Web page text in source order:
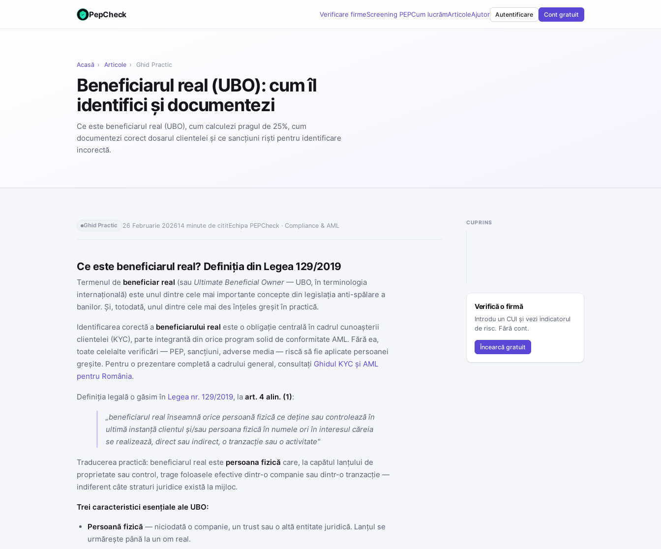
PepCheck Verificare firmeScreening PEPCum lucrămArticoleAjutor Autentificare Cont gratuit
Acasă › Articole › Ghid Practic
Beneficiarul real (UBO): cum îl
identifici și documentezi
Ce este beneficiarul real (UBO), cum calculezi pragul de 25%, cum
documentezi corect dosarul clientelei și ce sancțiuni riști pentru identificare
incorectă.
Ghid Practic 26 Februarie 202614 minute de cititEchipa PEPCheck · Compliance & AML
Ce este beneficiarul real? Definiția din Legea 129/2019
Termenul de beneficiar real (sau Ultimate Beneficial Owner — UBO, în terminologia
internațională) este unul dintre cele mai importante concepte din legislația anti-spălare a
banilor. Și, totodată, unul dintre cele mai des înțeles greșit în practică.
Identificarea corectă a beneficiarului real este o obligație centrală în cadrul cunoașterii
clientelei (KYC), parte integrantă din orice program solid de conformitate AML. Fără ea,
toate celelalte verificări — PEP, sancțiuni, adverse media — riscă să fie aplicate persoanei
greșite. Pentru o prezentare completă a cadrului general, consultați Ghidul KYC și AML
pentru România.
Definiția legală o găsim în Legea nr. 129/2019, la art. 4 alin. (1):
„beneficiarul real înseamnă orice persoană fizică ce deține sau controlează în
ultimă instanță clientul și/sau persoana fizică în numele ori în interesul căreia
se realizează, direct sau indirect, o tranzacție sau o activitate"
Traducerea practică: beneficiarul real este persoana fizică care, la capătul lanțului de
proprietate sau control, trage foloasele efective dintr-o companie sau dintr-o tranzacție —
indiferent câte straturi juridice există la mijloc.
Trei caracteristici esențiale ale UBO:
Persoană fizică — niciodată o companie, un trust sau o altă entitate juridică. Lanțul se
urmărește până la un om real.
CUPRINS
Verifică o firmă
Introdu un CUI și vezi indicatorul
de risc. Fără cont.
Încearcă gratuit